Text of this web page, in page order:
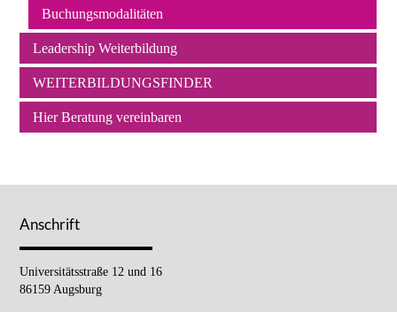
Buchungsmodalitäten
Leadership Weiterbildung
WEITERBILDUNGSFINDER
Hier Beratung vereinbaren
Anschrift
Universitätsstraße 12 und 16
86159 Augsburg